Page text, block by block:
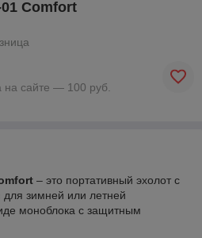
Comfort
сайте — 100 руб.
– это портативный эхолот с
зимней или летней
моноблока с защитным